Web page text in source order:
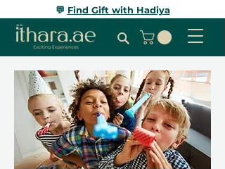
💬 Find Gift with Hadiya